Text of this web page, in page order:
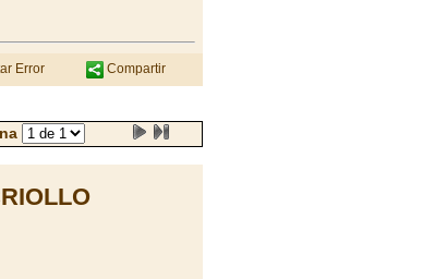
Error Compartir